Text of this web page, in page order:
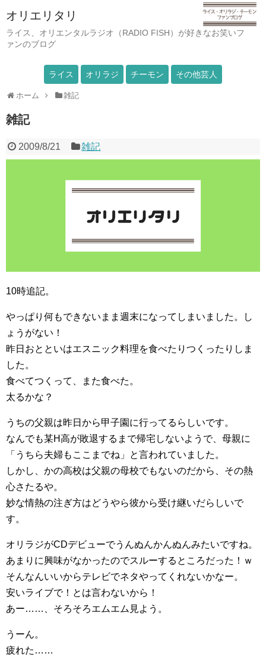
オリエリタリ
ライス、オリエンタルラジオ（RADIO FISH）が好きなお笑いフ
ァンのブログ
ライス オリラジ チーモン その他芸人
ホーム 雑記
雑記
2009/8/21 雑記
10時追記。
やっぱり何もできないまま週末になってしまいました。し
ょうがない！
昨日おとといはエスニック料理を食べたりつくったりしま
した。
食べてつくって、また食べた。
太るかな？
うちの父親は昨日から甲子園に行ってるらしいです。
なんでも某H高が敗退するまで帰宅しないようで、母親に
「うちら夫婦もここまでね」と言われていました。
しかし、かの高校は父親の母校でもないのだから、その熱
心さたるや。
妙な情熱の注ぎ方はどうやら彼から受け継いだらしいで
す。
オリラジがCDデビューでうんぬんかんぬんみたいですね。
あまりに興味がなかったのでスルーするところだった！ｗ
そんなんいいからテレビでネタやってくれないかなー。
安いライブで！とは言わないから！
あー……、そろそろエムエム見よう。
うーん。
疲れた……